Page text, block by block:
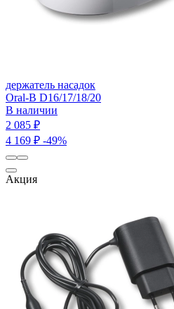
держатель насадок
Oral-B D16/17/18/20
В наличии
2 085 ₽
4 169 ₽ -49%
Акция